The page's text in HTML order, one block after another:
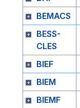
BEMACS
BESS-
CLES
BIEF
BIEM
BIEMF